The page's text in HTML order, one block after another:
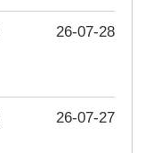
26-07-28
26-07-27